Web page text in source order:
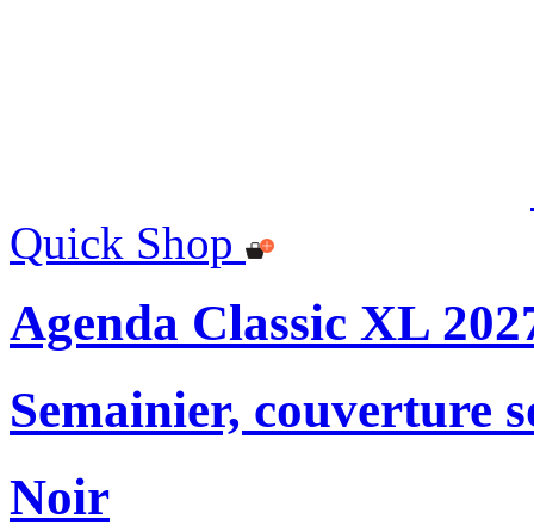
Quick Shop
Agenda Classic XL
Semainier, couverture
Noir